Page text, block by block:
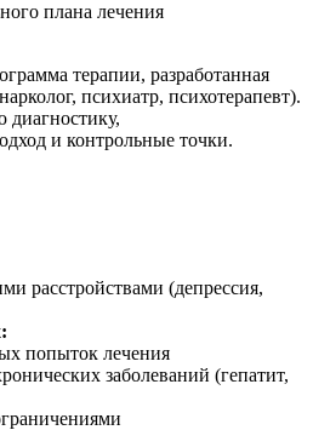
плана лечения
терапии, разработанная
психиатр, психотерапевт).
и контрольные точки.
расстройствами (депрессия,
попыток лечения
заболеваний (гепатит,